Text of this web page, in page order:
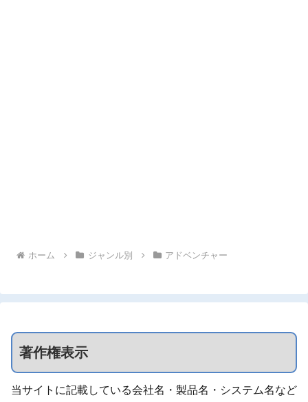
ホーム ジャンル別 アドベンチャー
著作権表示
当サイトに記載している会社名・製品名・システム名など